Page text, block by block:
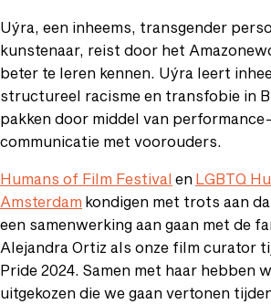
Uýra, een inheems, transgender
kunstenaar, reist door het
beter te leren kennen. Uýra leert
structureel racisme en transfobie in
pakken door middel van
communicatie met voorouders.
Humans of Film Festival en LGBTQ
Amsterdam kondigen met trots aan
een samenwerking aan gaan met de
Alejandra Ortiz als onze film curator
Pride 2024. Samen met haar hebben
uitgekozen die we gaan vertonen